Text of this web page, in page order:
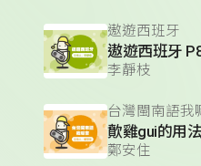
遨遊西班牙
遨遊西班牙
李靜枝
台灣閩南語我
歕雞gui的用法
鄭安住